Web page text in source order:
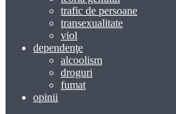
trafic de persoane
transexualitate
viol
dependenţe
alcoolism
droguri
fumat
opinii